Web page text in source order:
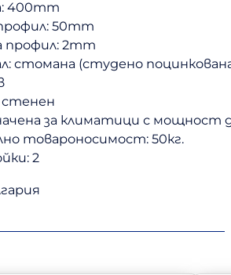
400mm
50mm
профил: 2mm
стомана (студено
за климатици с мощност
товароносимост: 50кг.
2